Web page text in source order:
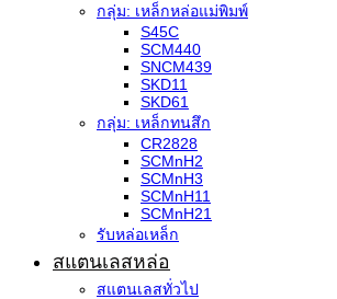
กลุ่ม: เหล็กหล่อแม่พิมพ์
S45C
SCM440
SNCM439
SKD11
SKD61
กลุ่ม: เหล็กทนสึก
CR2828
SCMnH2
SCMnH3
SCMnH11
SCMnH21
รับหล่อเหล็ก
สแตนเลสหล่อ
สแตนเลสทั่วไป